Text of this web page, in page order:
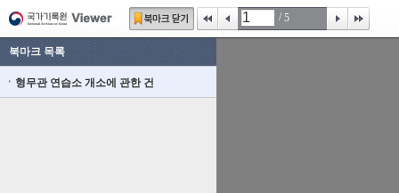
/ 5
북마크 목록
형무관 연습소 개소에 관한 건